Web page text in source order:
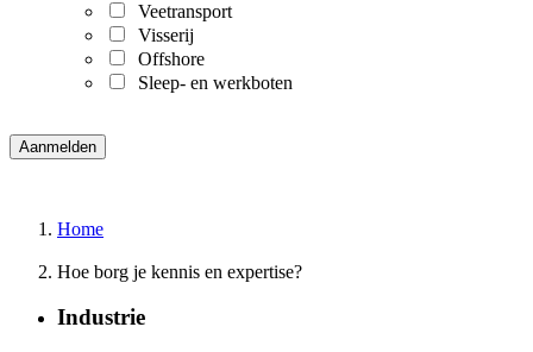
Veetransport
Visserij
Offshore
Sleep- en werkboten
Home
Hoe borg je kennis en expertise?
Industrie